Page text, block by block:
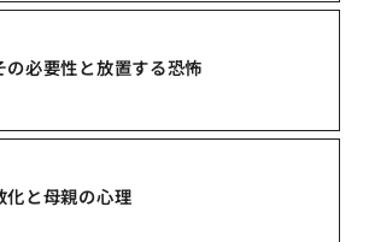
の必要性と放置する恐怖
化と母親の心理